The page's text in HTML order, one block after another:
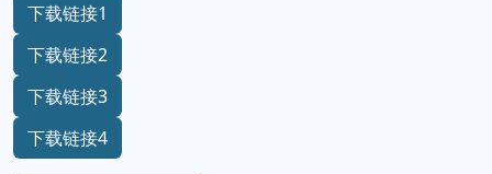
下载链接1
下载链接2
下载链接3
下载链接4